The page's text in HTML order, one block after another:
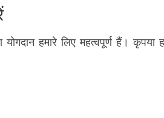
हमारे लिए महत्वपूर्ण हैं। कृपया